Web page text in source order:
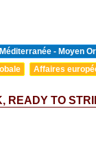
Méditerranée - Moyen
Affaires
READY TO